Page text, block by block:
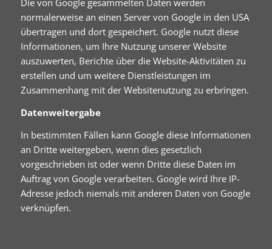
Die von Google gesammelten Daten werden
normalerweise an einen Server von Google in den USA
übertragen und dort gespeichert. Google nutzt diese
Informationen, um Ihre Nutzung unserer Website
auszuwerten, Berichte über die Website-Aktivitäten zu
erstellen und um weitere Dienstleistungen im
Zusammenhang mit der Websitenutzung zu erbringen.
Datenweitergabe
In bestimmten Fällen kann Google diese Informationen
an Dritte weitergeben, wenn dies gesetzlich
vorgeschrieben ist oder wenn Dritte diese Daten im
Auftrag von Google verarbeiten. Google wird Ihre IP-
Adresse jedoch niemals mit anderen Daten von Google
verknüpfen.